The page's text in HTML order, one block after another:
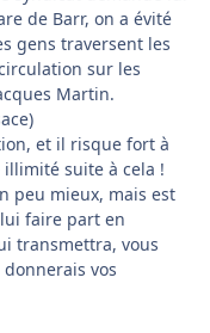
de Barr, on a évité
gens traversent les
sur les
Martin.
et il risque fort à
suite à cela !
peu mieux, mais est
faire part en
transmettra, vous
vos